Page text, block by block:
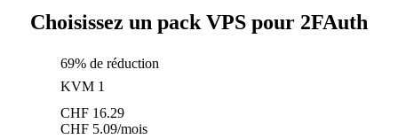
Choisissez un pack VPS pour 2FAuth
69% de réduction
KVM 1
CHF 16.29
CHF 5.09/mois